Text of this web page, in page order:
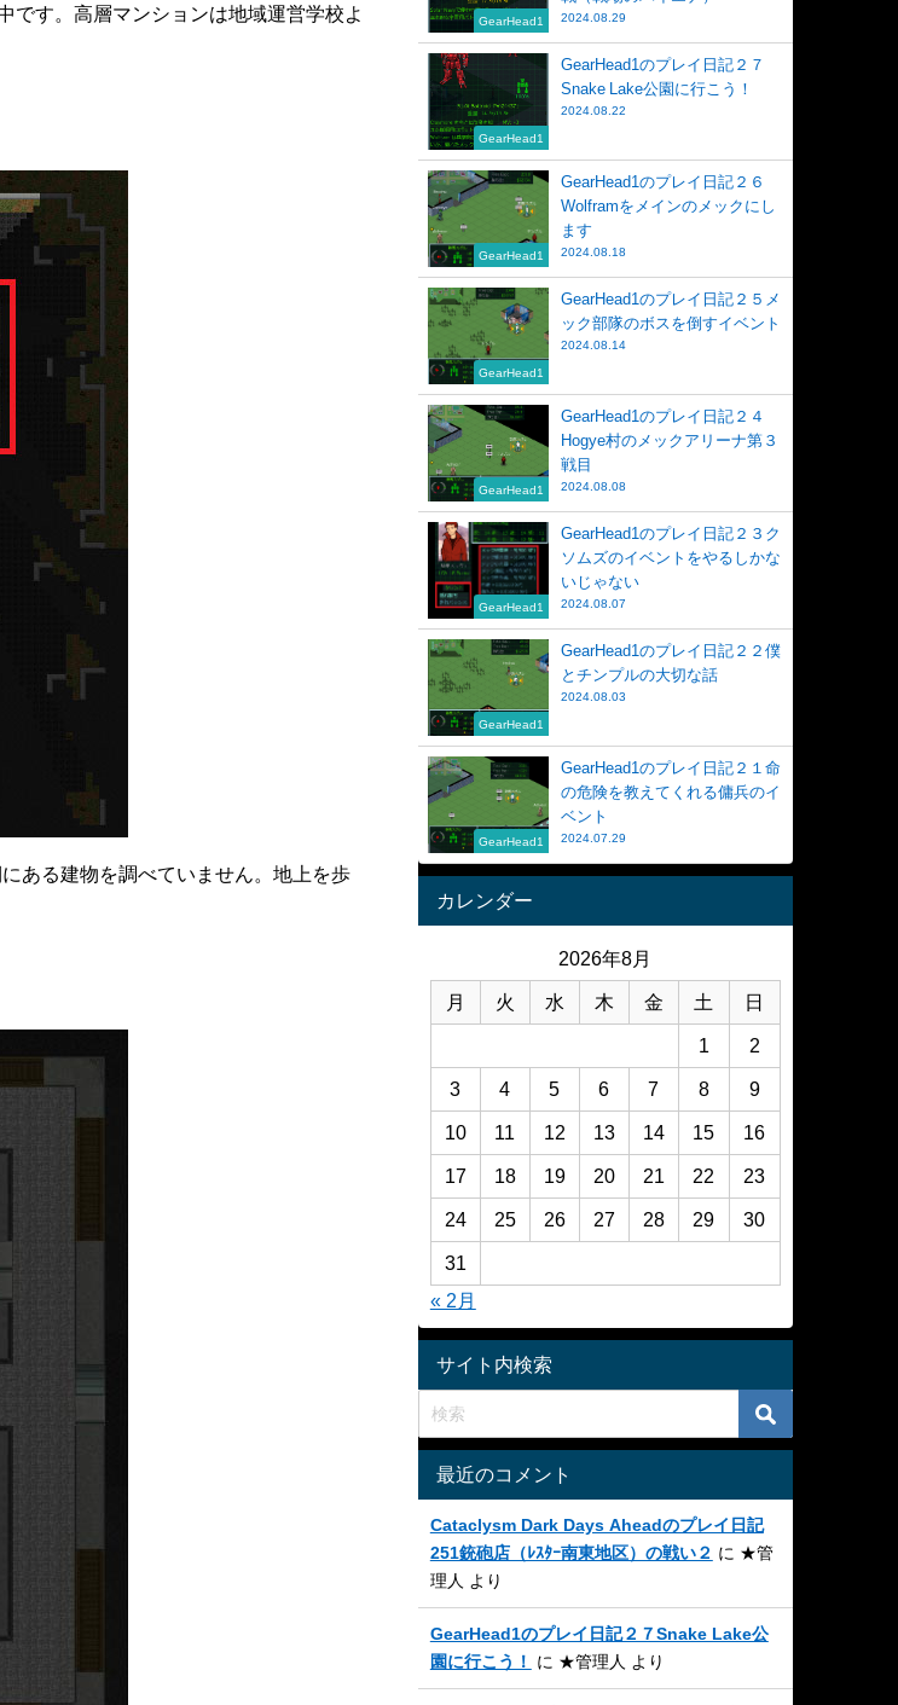
です。高層マンションは地域運営学校よ
ある建物を調べていません。地上を歩
GearHead1 2024.08.29
GearHead1
GearHead1のプレイ日記２７
Snake Lake公園に行こう！
2024.08.22
GearHead1
GearHead1のプレイ日記２６
Wolframをメインのメックにし
ます
2024.08.18
GearHead1
GearHead1のプレイ日記２５メ
ック部隊のボスを倒すイベント
2024.08.14
GearHead1
GearHead1のプレイ日記２４
Hogye村のメックアリーナ第３
戦目
2024.08.08
GearHead1
GearHead1のプレイ日記２３ク
ソムズのイベントをやるしかな
いじゃない
2024.08.07
GearHead1
GearHead1のプレイ日記２２僕
とチンプルの大切な話
2024.08.03
GearHead1
GearHead1のプレイ日記２１命
の危険を教えてくれる傭兵のイ
ベント
2024.07.29
カレンダー
2026年8月
月 火 水 木 金 土 日
1 2
3 4 5 6 7 8 9
10 11 12 13 14 15 16
17 18 19 20 21 22 23
24 25 26 27 28 29 30
31
« 2月
サイト内検索
最近のコメント
Cataclysm Dark Days Aheadのプレイ日記
251銃砲店（ﾚｽﾀｰ南東地区）の戦い２ に ★管
理人
より
GearHead1のプレイ日記２７Snake Lake公
園に行こう！
に ★管理人 より